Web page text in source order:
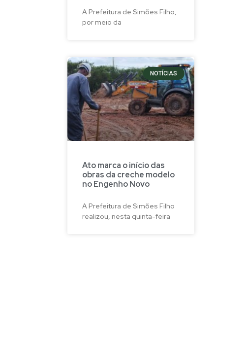
A Prefeitura de Simões Filho,
por meio da
NOTÍCIAS
Ato marca o início das
obras da creche modelo
no Engenho Novo
A Prefeitura de Simões Filho
realizou, nesta quinta-feira